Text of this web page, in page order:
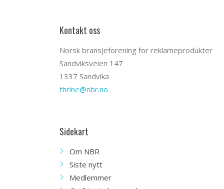
Kontakt oss
Norsk bransjeforening for reklameprodukter
Sandviksveien 147
1337 Sandvika
thrine@nbr.no
Sidekart
Om NBR
Siste nytt
Medlemmer